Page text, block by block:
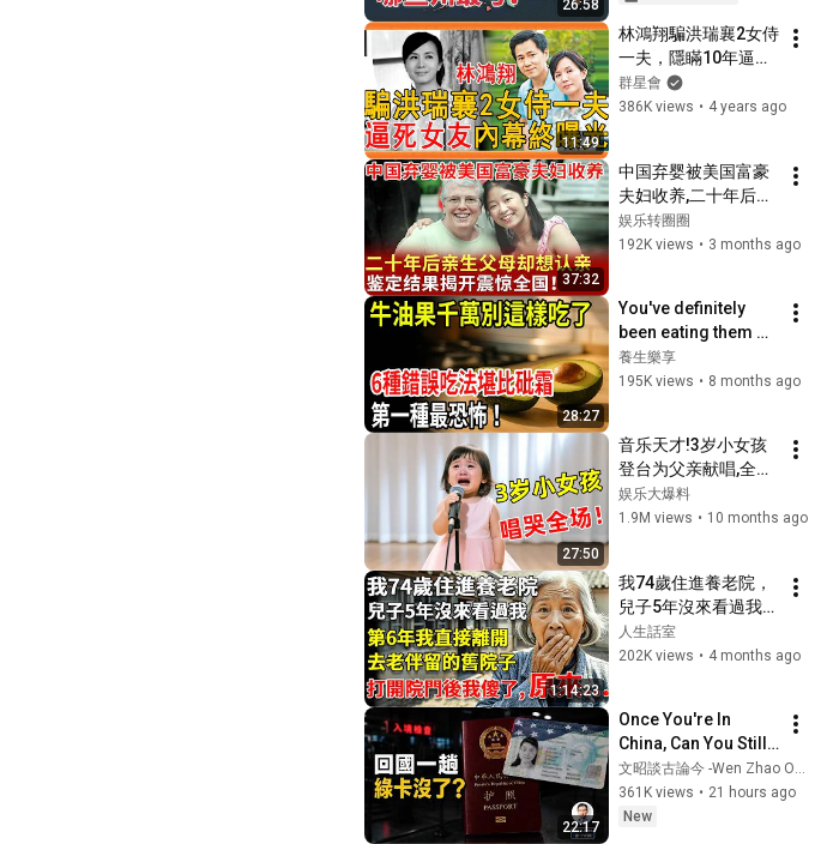
26:58
11:49
林鴻翔騙洪瑞襄2女侍
一夫，隱瞞10年逼死
女友真相大白，今53
歲近況被公開令人不
群星會
386K views • 4 years ago
37:32
中国弃婴被美国富豪
夫妇收养,二十年后亲
生父母却想认亲，鉴
定结果揭开震惊全
娱乐转圈圈
192K views • 3 months ago
28:27
You've definitely
been eating them
wrong too! 6 deadly
misconceptions
養生樂享
195K views • 8 months ago
27:50
音乐天才!3岁小女孩
登台为父亲献唱,全场
评委竟听得泪流满面
【草根大明星】
娱乐大爆料
1.9M views • 10 months ago
1:14:23
我74歲住進養老院，
兒子5年沒來看過我，
第6年我直接離開，去
老伴留的舊院子，打
感故事#晚年哲理
人生話室
202K views • 4 months ago
22:17
Once You're In
China, Can You Still
Leave? The Most
Dangerous Clause
in the New Exit
文昭談古論今 -Wen Zhao Official
361K views • 21 hours ago
New